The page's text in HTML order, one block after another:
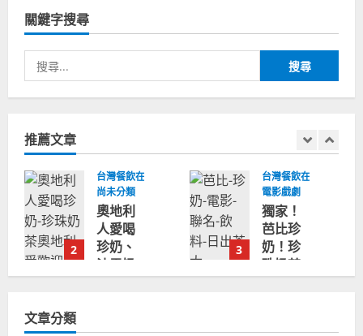
關鍵字搜尋
尋
關
字:
推薦文章
2
台灣餐飲在全球
尚未分類
奧地利
人愛喝
珍奶、
波霸奶
茶奧地
3
台灣餐飲在全球
電影戲劇
獨家！
芭比珍
奶！珍
珠奶茶
飲料
文章分類